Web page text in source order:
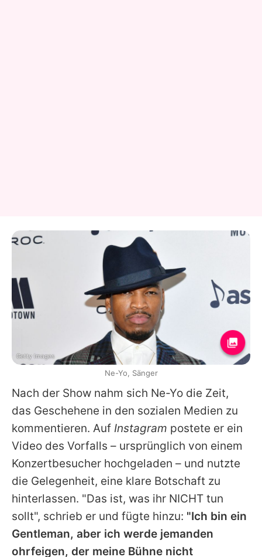
Nach der Show nahm sich Ne-Yo die Zeit,
das Geschehene in den sozialen Medien zu
kommentieren. Auf Instagram postete er ein
Video des Vorfalls – ursprünglich von einem
Konzertbesucher hochgeladen – und nutzte
die Gelegenheit, eine klare Botschaft zu
hinterlassen. "Das ist, was ihr NICHT tun
sollt", schrieb er und fügte hinzu: "Ich bin ein
Gentleman, aber ich werde jemanden
ohrfeigen, der meine Bühne nicht
Getty Images
Ne-Yo, Sänger